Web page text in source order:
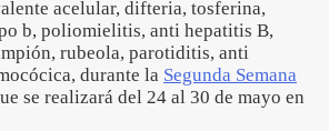
acelular, difteria, tosferina,
b, poliomielitis, anti hepatitis B,
rubeola, parotiditis, anti
durante la Segunda Semana
se realizará del 24 al 30 de mayo en